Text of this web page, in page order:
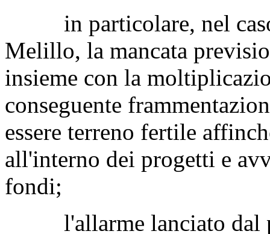
in particolare, nel caso
Melillo, la mancata
insieme con la
conseguente
essere terreno fertile
all'interno dei progetti e
fondi;
l'allarme lanciato dal